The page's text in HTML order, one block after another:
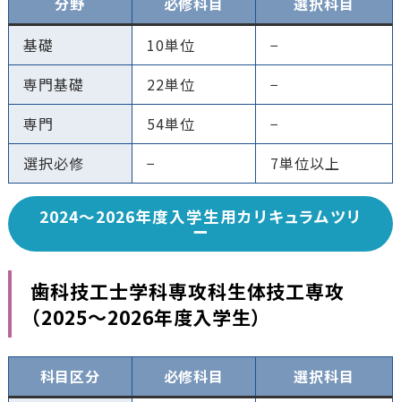
基礎
10単位
−
専門基礎
22単位
−
専門
54単位
−
選択必修
− 7単位以上
2024〜2026年度入学生用カリキュラムツリ
ー
歯科技工士学科専攻科生体技工専攻
（2025〜2026年度入学生）
科目区分 必修科目
選択科目